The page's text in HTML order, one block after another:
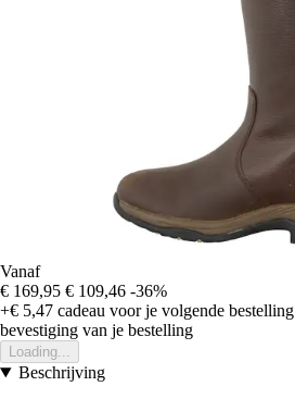
Vanaf
€ 169,95 € 109,46 -36%
+€ 5,47 cadeau voor je volgende bestelling
bevestiging van je bestelling
Loading...
Beschrijving